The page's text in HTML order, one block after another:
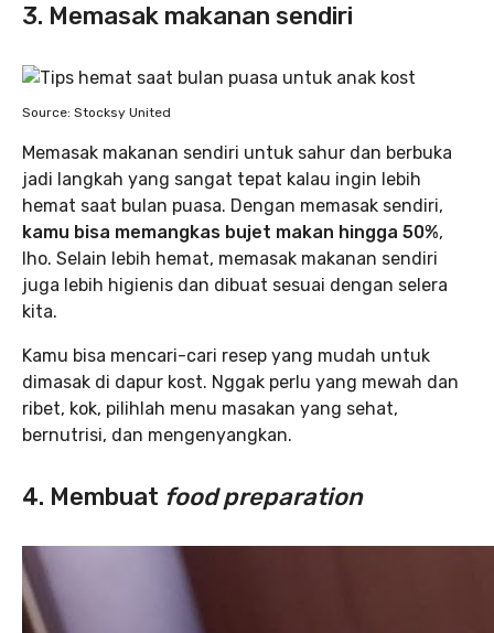
3. Memasak makanan sendiri
Source: Stocksy United
Memasak makanan sendiri untuk sahur dan berbuka
jadi langkah yang sangat tepat kalau ingin lebih
hemat saat bulan puasa. Dengan memasak sendiri,
kamu bisa memangkas bujet makan hingga 50%,
lho. Selain lebih hemat, memasak makanan sendiri
juga lebih higienis dan dibuat sesuai dengan selera
kita.
Kamu bisa mencari-cari resep yang mudah untuk
dimasak di dapur kost. Nggak perlu yang mewah dan
ribet, kok, pilihlah menu masakan yang sehat,
bernutrisi, dan mengenyangkan.
4. Membuat food preparation